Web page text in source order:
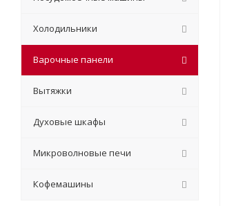
Холодильники
Варочные панели
Вытяжки
Духовые шкафы
Микроволновые печи
Кофемашины